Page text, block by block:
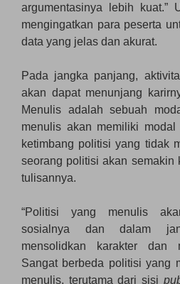
argumentasinya lebih kuat.”
mengingatkan para peserta
data yang jelas dan akurat.
Pada jangka panjang,
akan dapat menunjang
Menulis adalah sebuah
menulis akan memiliki
ketimbang politisi yang tidak
seorang politisi akan semakin
tulisannya.
“Politisi yang menulis
sosialnya dan dalam
mensolidkan karakter dan
Sangat berbeda politisi yang
menulis, terutama dari sisi